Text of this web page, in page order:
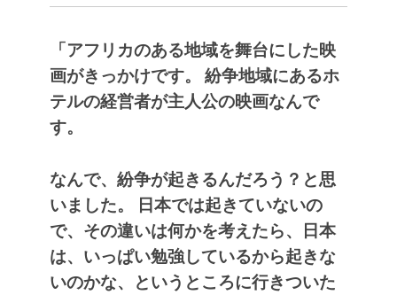
「アフリカのある地域を舞台にした映
画がきっかけです。
紛争地域にあるホ
テルの経営者が主人公の映画なんで
す。
なんで、紛争が起きるんだろう？と思
いました。
日本では起きていないの
で、その違いは何かを考えたら、日本
は、いっぱい勉強しているから起きな
いのかな、というところに行きついた